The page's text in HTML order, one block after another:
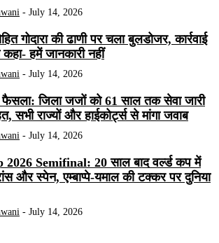
- July 14, 2026
गोदारा की ढाणी पर चला बुलडोजर, कार्रवाई
हमें जानकारी नहीं
- July 14, 2026
फैसला: जिला जजों को 61 साल तक सेवा जारी
सभी राज्यों और हाईकोर्ट्स से मांगा जवाब
- July 14, 2026
Semifinal: 20 साल बाद वर्ल्ड कप में
और स्पेन, एम्बाप्पे-यमाल की टक्कर पर दुनिया
- July 14, 2026